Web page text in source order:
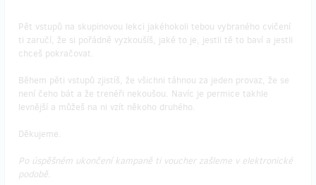
Pět vstupů na skupinovou lekci jakéhokoli tebou vybraného cvičení
ti zaručí, že si pořádně vyzkoušíš, jaké to je, jestli tě to baví a jestli
chceš pokračovat.
Během pěti vstupů zjistíš, že všichni táhnou za jeden provaz, že se
není čeho bát a že trenéři nekoušou. Navíc je permice takhle
levnější a můžeš na ni vzít někoho druhého.
Děkujeme.
Po úspěšném ukončení kampaně ti voucher zašleme v elektronické
podobě.